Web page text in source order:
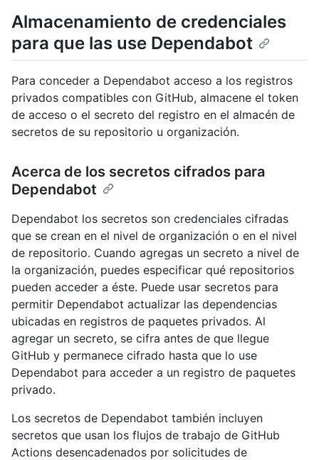
Almacenamiento de credenciales
para que las use Dependabot
Para conceder a Dependabot acceso a los registros
privados compatibles con GitHub, almacene el token
de acceso o el secreto del registro en el almacén de
secretos de su repositorio u organización.
Acerca de los secretos cifrados para
Dependabot
Dependabot los secretos son credenciales cifradas
que se crean en el nivel de organización o en el nivel
de repositorio. Cuando agregas un secreto a nivel de
la organización, puedes especificar qué repositorios
pueden acceder a éste. Puede usar secretos para
permitir Dependabot actualizar las dependencias
ubicadas en registros de paquetes privados. Al
agregar un secreto, se cifra antes de que llegue
GitHub y permanece cifrado hasta que lo use
Dependabot para acceder a un registro de paquetes
privado.
Los secretos de Dependabot también incluyen
secretos que usan los flujos de trabajo de GitHub
Actions desencadenados por solicitudes de